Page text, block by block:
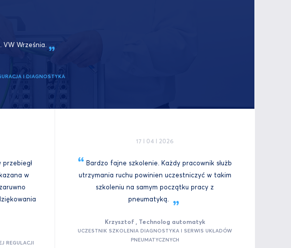
VW Września.
I DIAGNOSTYKA
w
REGULACJI
17 I 04 I 2026
Bardzo fajne szkolenie. Każdy pracownik służb
utrzymania ruchu powinien uczestniczyć w takim
szkoleniu na samym początku pracy z
pneumatyką.
Krzysztof , Technolog automatyk
UCZESTNIK SZKOLENIA DIAGNOSTYKA I SERWIS UKŁADÓW
PNEUMATYCZNYCH